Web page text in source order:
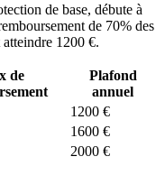
de base, débute à
de 70% des
1200 €.
de
Plafond
annuel
1200 €
1600 €
2000 €